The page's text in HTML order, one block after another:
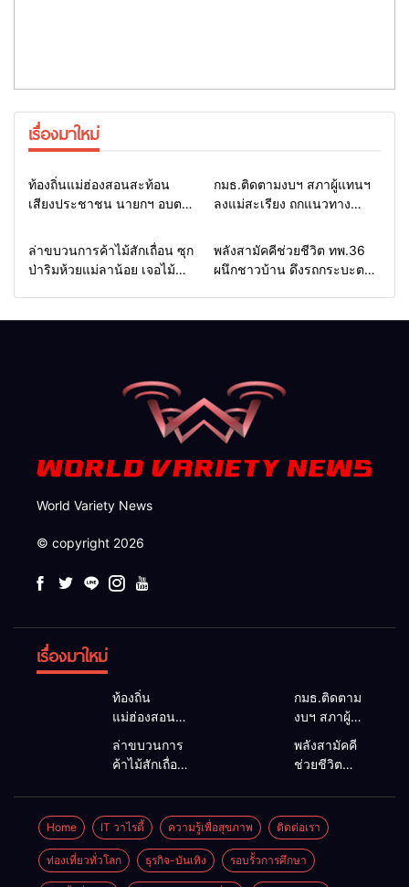
เรื่องมาใหม่
Home รอบรั้วทั่วไทย
ท้องถิ่นแม่ฮ่องสอนสะท้อน
เสียงประชาชน นายกฯ อบต.-
สภาฯ ขอหนุนงบพัฒนาถนน
แหล่งน้ำ และท่องเที่ยว
Home รอบรั้วทั่วไทย
กมธ.ติดตามงบฯ สภาผู้แทนฯ
ลงแม่สะเรียง ถกแนวทาง
พื้นที่ หนุนท่องเที่ยว 3 อำเภอ
ชายแดน
Home รอบรั้วทั่วไทย
ล่าขบวนการค้าไม้สักเถื่อน ซุก
ป่าริมห้วยแม่ลาน้อย เจอไม้
Home แวดวงทหาร
พลังสามัคคีช่วยชีวิต ทพ.36
ผนึกชาวบ้าน ดึงรถกระบะตก
World Variety News
© copyright 2026
เรื่องมาใหม่
ท้องถิ่น
แม่ฮ่องสอน
ประชาชน นา
ยกฯ อบต.-
กำนัน ยื่น
หนังสือถึง
กมธ.งบฯ
สภาฯ ขอหนุน
งบพัฒนาถนน
กมธ.ติดตาม
งบฯ สภาผู้
แม่สะเรียง ถก
แนวทาง
บริหารงบ
ประมาณ เร่ง
พัฒนาพื้นที่
หนุนท่องเที่ยว
3 อำเภอ
ล่าขบวนการ
ค้าไม้สักเถื่อน
แม่ลาน้อย เจอ
ไม้แปรรูป 33
แผ่น ผอ.ส่วน
ป้องกันฯ
สจป.ที่
พลังสามัคคี
ช่วยชีวิต
ชาวบ้าน ดึง
รถกระบะตก
ข้างทาง
สำเร็จ สะท้อน
น้ำใจไทย
Home IT วาไรตี้ ความรู้เพื่อสุขภาพ ติดต่อเรา
ท่องเที่ยวทั่วโลก ธุรกิจ-บันเทิง รอบรั้วการศึกษา